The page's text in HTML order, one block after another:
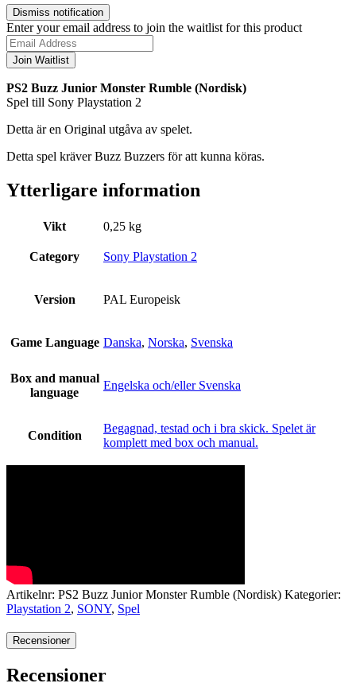
Dismiss notification
Enter your email address to join the waitlist for this product
Join Waitlist
PS2 Buzz Junior Monster Rumble (Nordisk)
Spel till Sony Playstation 2
Detta är en Original utgåva av spelet.
Detta spel kräver Buzz Buzzers för att kunna köras.
Ytterligare information
Vikt 0,25 kg
Category Sony Playstation 2
Version PAL Europeisk
Game Language Danska, Norska, Svenska
Box and manual
language
Engelska och/eller Svenska
Condition
Begagnad, testad och i bra skick. Spelet är
komplett med box och manual.
Artikelnr: PS2 Buzz Junior Monster Rumble (Nordisk) Kategorier:
Playstation 2, SONY, Spel
Recensioner
Recensioner